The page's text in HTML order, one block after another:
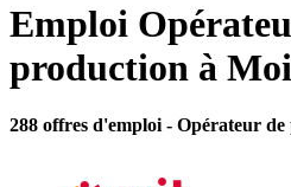
Emploi
production à
288 offres d'emploi - Opérateur